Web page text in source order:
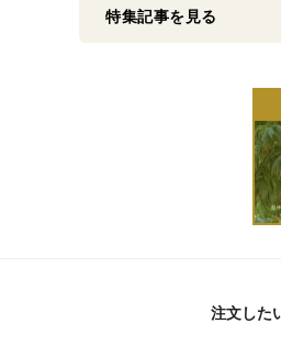
特集記事を見る
注文した